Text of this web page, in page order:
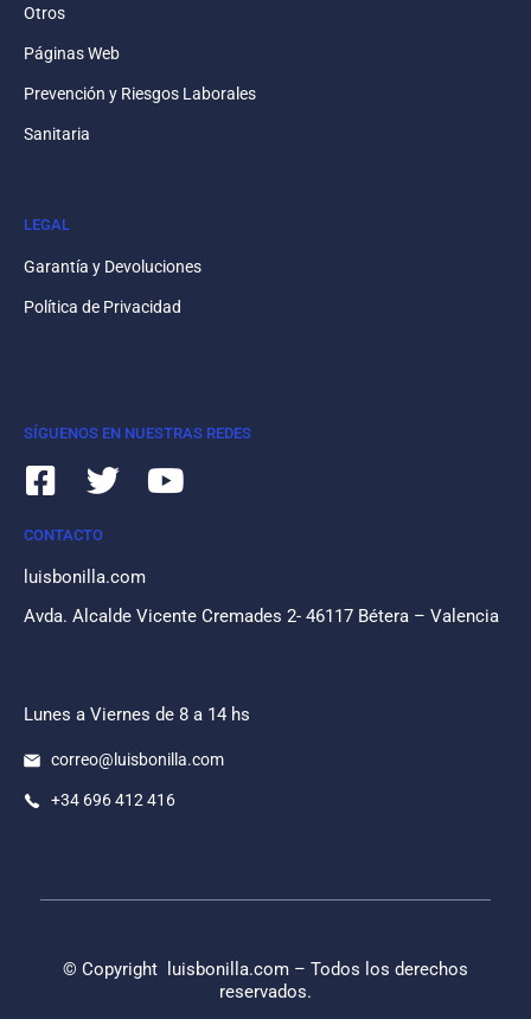
Otros
Páginas Web
Prevención y Riesgos Laborales
Sanitaria
LEGAL
Garantía y Devoluciones
Política de Privacidad
SÍGUENOS EN NUESTRAS REDES
CONTACTO
luisbonilla.com
Avda. Alcalde Vicente Cremades 2- 46117 Bétera – Valencia
Lunes a Viernes de 8 a 14 hs
correo@luisbonilla.com
+34 696 412 416
© Copyright luisbonilla.com – Todos los derechos
reservados.